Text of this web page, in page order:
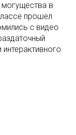
могущества в
прошел
с видео